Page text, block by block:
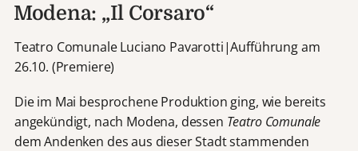
Modena: „Il Corsaro“
Teatro Comunale Luciano Pavarotti|Aufführung am
26.10. (Premiere)
Die im Mai besprochene Produktion ging, wie bereits
angekündigt, nach Modena, dessen Teatro Comunale
dem Andenken des aus dieser Stadt stammenden